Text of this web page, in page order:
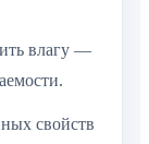
влагу —
свойств